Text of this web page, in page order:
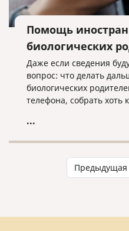
Помощь
биологических
Даже если сведения
вопрос: что делать
биологических
телефона, собрать хоть
...
Предыдущая